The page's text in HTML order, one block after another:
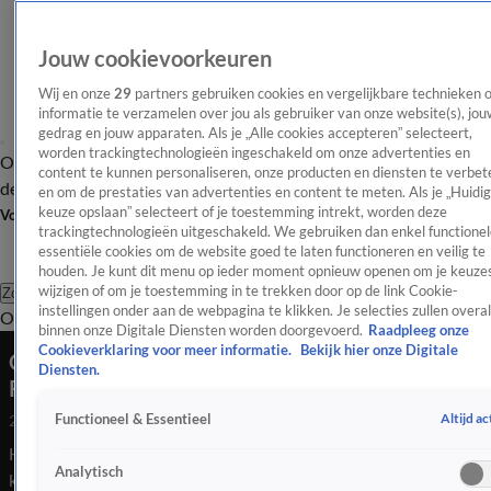
OverzichtAfleveringen Entertainment TV Algemeen
Tip
de redactieNieuwsbrief
Volg Shownieuws
Zoeken
OverzichtEntertainmentSpraakmakendRealityCrimeVideo's
Open Casa, een nieuw onlineprogramma van
Robbert Rodenburg
28 juli 2023, 11:36
Het zou Maxime Meiland niets verbazen dat er een moment
komt waarop zij en haar familie stoppen met het maken van de
Jouw cookievoorkeuren
Wij en onze 29 partners gebruiken cookies en vergelijkbare technieken
informatie te verzamelen over jou als gebruiker van onze website(s),
gedrag en jouw apparaten. Als je „Alle cookies accepteren” selecteert,
worden trackingtechnologieën ingeschakeld om onze advertenties en
content te kunnen personaliseren, onze producten en diensten te
en om de prestaties van advertenties en content te meten. Als je
keuze opslaan” selecteert of je toestemming intrekt, worden deze
trackingtechnologieën uitgeschakeld. We gebruiken dan enkel
essentiële cookies om de website goed te laten functioneren en veilig te
houden. Je kunt dit menu op ieder moment opnieuw openen om je
wijzigen of om je toestemming in te trekken door op de link Cookie-
instellingen onder aan de webpagina te klikken. Je selecties zullen overal
binnen onze Digitale Diensten worden doorgevoerd. Raadpleeg onze
Cookieverklaring voor meer informatie.
Bekijk hier onze Digitale
Diensten.
Functioneel & Essentieel Altijd
Analytisch